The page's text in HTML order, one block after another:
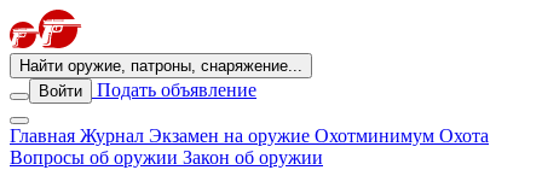
Найти оружие, патроны, снаряжение...
Войти
Подать объявление
Главная Журнал Экзамен на оружие Охотминимум Охота
Вопросы об оружии Закон об оружии